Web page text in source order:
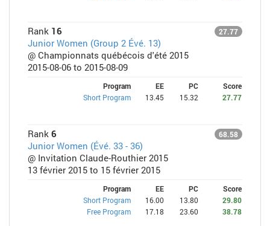
Rank 16 27.77
Junior Women (Group 2 Évé. 13)
@ Championnats québécois d'été 2015
2015-08-06 to 2015-08-09
Program EE PC
Score
Short Program
13.45 15.32 27.77
Rank 6 68.58
Junior Women (Évé. 33 - 36)
@ Invitation Claude-Routhier 2015
13 février 2015 to 15 février 2015
Program EE PC
Score
Short Program
16.00 13.80
29.80
Free Program
17.18 23.60 38.78